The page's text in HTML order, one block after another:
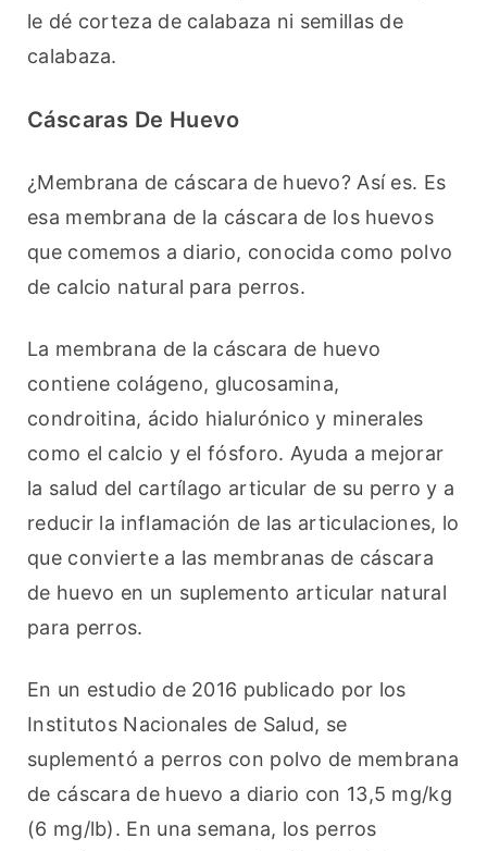
le dé corteza de calabaza ni semillas de
calabaza.
Cáscaras De Huevo
¿Membrana de cáscara de huevo? Así es. Es
esa membrana de la cáscara de los huevos
que comemos a diario, conocida como polvo
de calcio natural para perros.
La membrana de la cáscara de huevo
contiene colágeno, glucosamina,
condroitina, ácido hialurónico y minerales
como el calcio y el fósforo. Ayuda a mejorar
la salud del cartílago articular de su perro y a
reducir la inflamación de las articulaciones, lo
que convierte a las membranas de cáscara
de huevo en un suplemento articular natural
para perros.
En un estudio de 2016 publicado por los
Institutos Nacionales de Salud, se
suplementó a perros con polvo de membrana
de cáscara de huevo a diario con 13,5 mg/kg
(6 mg/lb). En una semana, los perros